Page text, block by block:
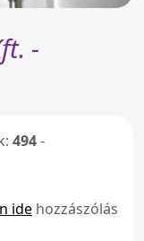
-
494-
ide hozzászólás